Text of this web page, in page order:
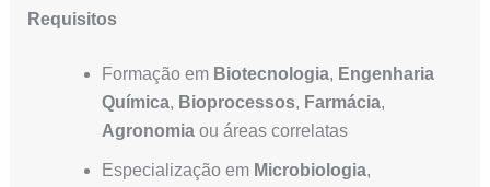
Requisitos
Formação em Biotecnologia, Engenharia
Química, Bioprocessos, Farmácia,
Agronomiaou áreas correlatas
Especialização em Microbiologia,